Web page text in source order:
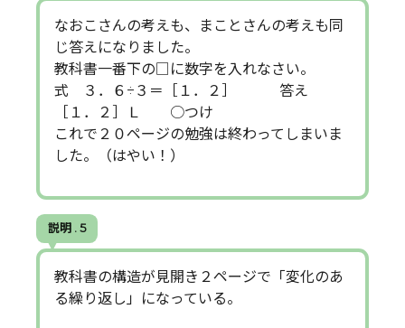
なおこさんの考えも、まことさんの考えも同
じ答えになりました。
教科書一番下の□に数字を入れなさい。
式 ３．６÷３＝［１．２］ 答え
［１．２］Ｌ ○つけ
これで２０ページの勉強は終わってしまいま
した。（はやい！）
説明 . 5
教科書の構造が見開き２ページで「変化のあ
る繰り返し」になっている。